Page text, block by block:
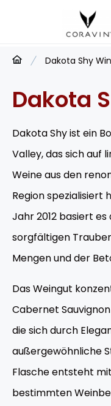
Dakota Shy
Dakota
Dakota Shy ist ein
Valley, das sich auf
Weine aus den
Region spezialisiert
Jahr 2012 basiert
sorgfältigen
Mengen und der
Das Weingut
Cabernet
die sich durch
außergewöhnliche
Flasche entsteht
bestimmten